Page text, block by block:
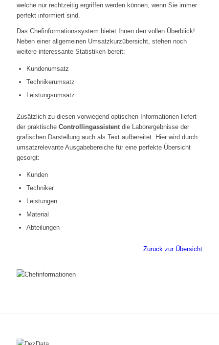
welche nur rechtzeitig ergriffen werden können, wenn Sie immer
perfekt informiert sind.
Das Chefinformationssystem bietet Ihnen den vollen Überblick!
Neben einer allgemeinen Umsatzkurzübersicht, stehen noch
weitere interessante Statistiken bereit:
Kundenumsatz
Technikerumsatz
Leistungsumsatz
Zusätzlich zu diesen vorwiegend optischen Informationen liefert
der praktische Controllingassistentdie Laborergebnisse der
grafischen Darstellung auch als Text aufbereitet. Hier wird durch
umsatzrelevante Ausgabebereiche für eine perfekte Übersicht
gesorgt:
Kunden
Techniker
Leistungen
Material
Abteilungen
Zurück zur Übersicht